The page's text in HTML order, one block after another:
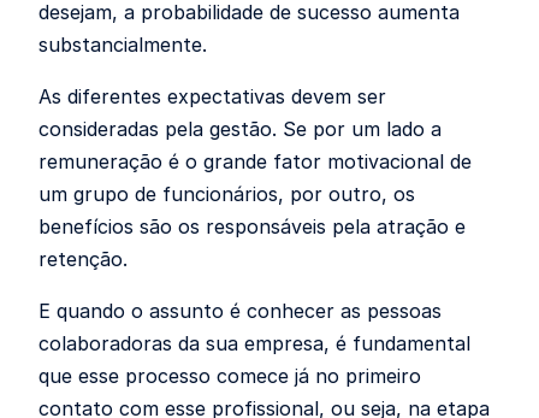
desejam, a probabilidade de sucesso aumenta
substancialmente.
As diferentes expectativas devem ser
consideradas pela gestão. Se por um lado a
remuneração é o grande fator motivacional de
um grupo de funcionários, por outro, os
benefícios são os responsáveis pela atração e
retenção.
E quando o assunto é conhecer as pessoas
colaboradoras da sua empresa, é fundamental
que esse processo comece já no primeiro
contato com esse profissional, ou seja, na etapa